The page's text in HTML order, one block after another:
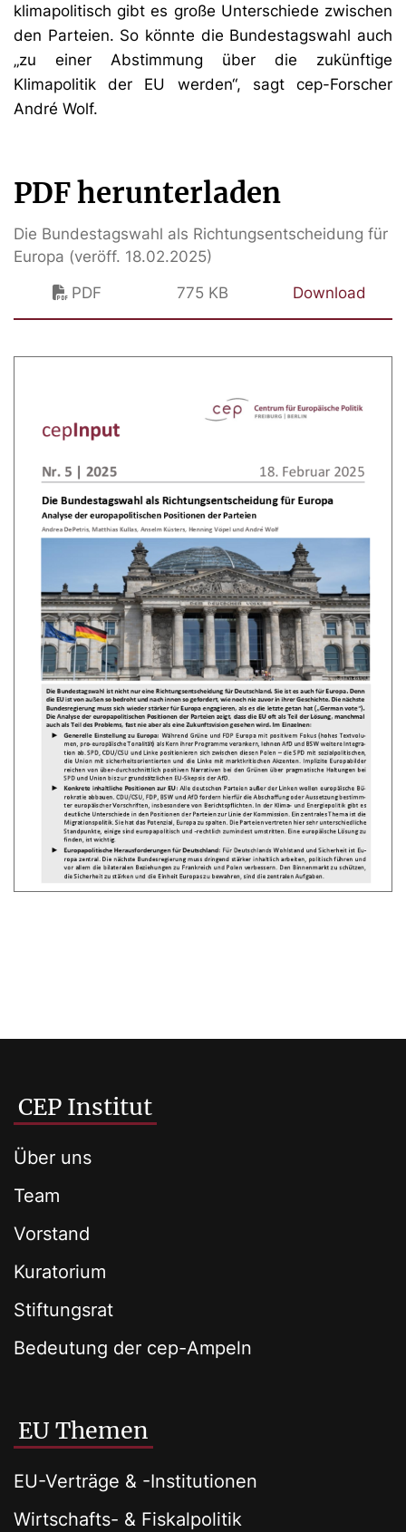
klimapolitisch gibt es große Unterschiede zwischen
den Parteien. So könnte die Bundestagswahl auch
„zu einer Abstimmung über die zukünftige
Klimapolitik der EU werden“, sagt cep-Forscher
André Wolf.
PDF herunterladen
Die Bundestagswahl als Richtungsentscheidung für
Europa (veröff. 18.02.2025)
PDF
775 KB Download
CEP Institut
Über uns
Team
Vorstand
Kuratorium
Stiftungsrat
Bedeutung der cep-Ampeln
EU Themen
EU-Verträge & -Institutionen
Wirtschafts- & Fiskalpolitik